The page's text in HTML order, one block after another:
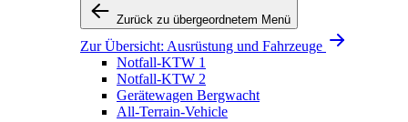
Zurück zu übergeordnetem Menü
Zur Übersicht: Ausrüstung und Fahrzeuge
Notfall-KTW 1
Notfall-KTW 2
Gerätewagen Bergwacht
All-Terrain-Vehicle